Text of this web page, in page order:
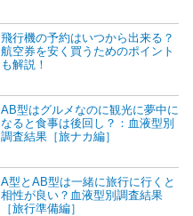
飛行機の予約はいつから出来る？
航空券を安く買うためのポイント
も解説！
AB型はグルメなのに観光に夢中に
なると食事は後回し？：血液型別
調査結果［旅ナカ編］
A型とAB型は一緒に旅行に行くと
相性が良い？血液型別調査結果
［旅行準備編］